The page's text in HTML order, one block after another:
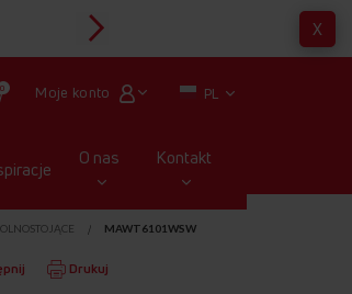
X
0 Moje konto PL
O nas Kontakt
MAWT6101WSW
Drukuj